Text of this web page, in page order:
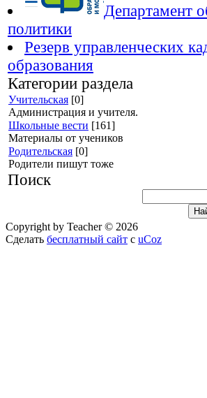
Департамент
политики
Резерв управленческих
образования
Категории раздела
Учительская [0]
Администрация и учителя.
Школьные вести [161]
Материалы от учеников
Родительская [0]
Родители пишут тоже
Поиск
Copyright by Teacher © 2026
Сделать бесплатный сайт с uCoz